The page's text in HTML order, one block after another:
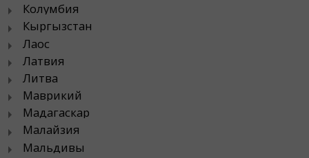
Колумбия
Кыргызстан
Лаос
Латвия
Литва
Маврикий
Мадагаскар
Малайзия
Мальдивы